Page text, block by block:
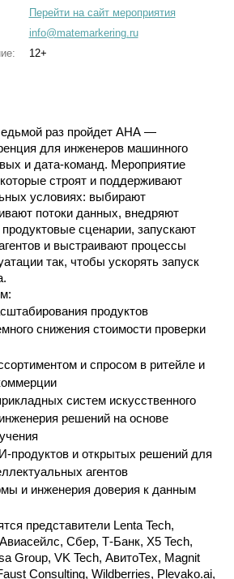
Перейти на сайт мероприятия
info@matemarkering.ru
12+
раз пройдет АНА —
для инженеров машинного
и дата-команд. Мероприятие
строят и поддерживают
условиях: выбирают
потоки данных, внедряют
сценарии, запускают
и выстраивают процессы
так, чтобы ускорять запуск
продуктов
снижения стоимости проверки
и спросом в ритейле и
систем искусственного
решений на основе
продуктов и открытых решений для
агентов
и инженерия доверия к данным
представители Lenta Tech,
Сбер, Т‑Банк, X5 Tech,
Group, VK Tech, АвитоТех, Magnit
Consulting, Wildberries, Plevako.ai,